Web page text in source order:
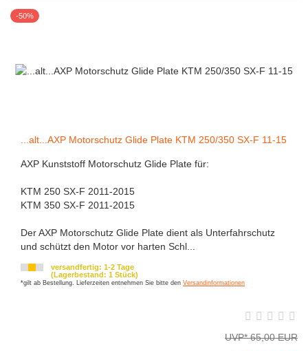
-50%
...alt...AXP Motorschutz Glide Plate KTM 250/350 SX-F 11-15
AXP Kunststoff Motorschutz Glide Plate für:
KTM 250 SX-F 2011-2015
KTM 350 SX-F 2011-2015
Der AXP Motorschutz Glide Plate dient als Unterfahrschutz
und schützt den Motor vor harten Schl...
versandfertig: 1-2 Tage
(Lagerbestand: 1 Stück)
*gilt ab Bestellung. Lieferzeiten entnehmen Sie bitte den Versandinformationen
UVP* 65,00 EUR